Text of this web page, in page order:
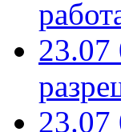
23.07
23.07